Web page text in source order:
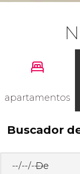
apartamentos
Buscador
De